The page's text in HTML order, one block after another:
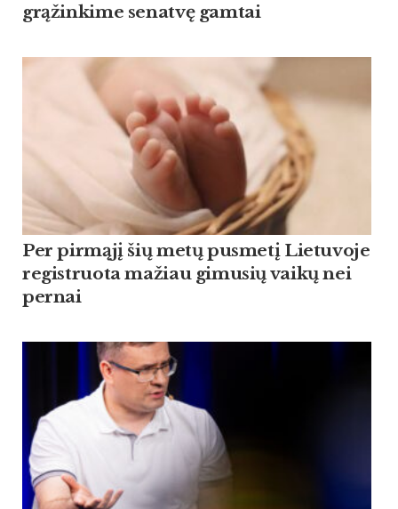
grąžinkime senatvę gamtai
Per pirmąjį šių metų pusmetį Lietuvoje
registruota mažiau gimusių vaikų nei
pernai